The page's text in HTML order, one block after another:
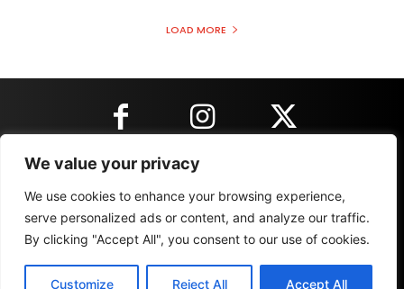
We value your privacy
We use cookies to enhance your browsing experience,
serve personalized ads or content, and analyze our traffic.
By clicking "Accept All", you consent to our use of cookies.
Customize Reject All Accept All
LOAD MORE
KONTAKT INFORMACIJE
IMPRESSUM MARKETING REZULTATI